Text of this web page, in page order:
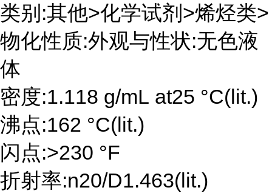
类别:其他>化学试剂>烯烃类>
物化性质:外观与性状:无色液
体
密度:1.118 g/mL at25 °C(lit.)
沸点:162 °C(lit.)
闪点:>230 °F
折射率:n20/D1.463(lit.)